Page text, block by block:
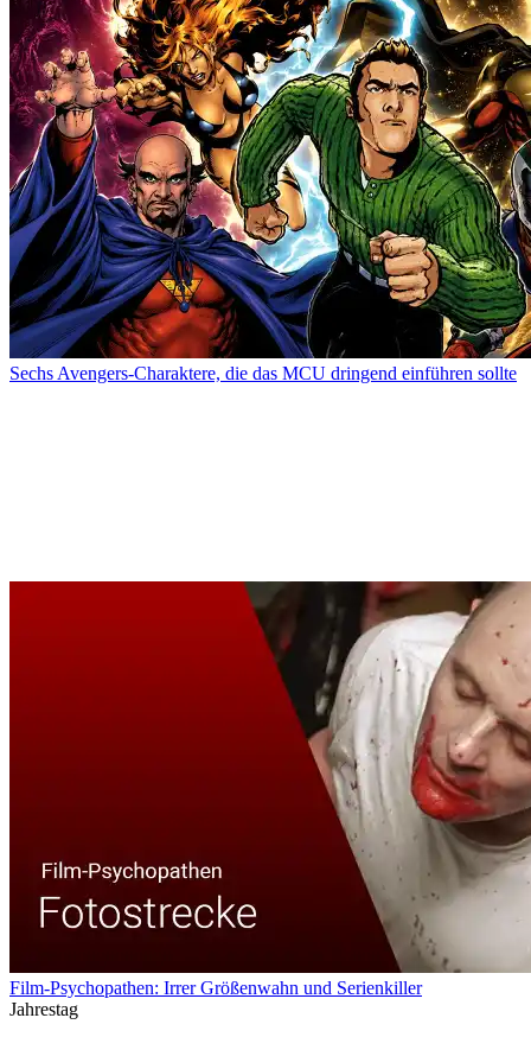
Sechs Avengers-Charaktere, die das MCU dringend einführen sollte
Film-Psychopathen: Irrer Größenwahn und Serienkiller
Jahrestag